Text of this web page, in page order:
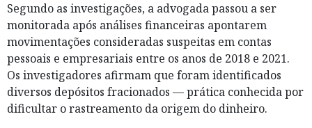
Segundo as investigações, a advogada passou a ser
monitorada após análises financeiras apontarem
movimentações consideradas suspeitas em contas
pessoais e empresariais entre os anos de 2018 e 2021.
Os investigadores afirmam que foram identificados
diversos depósitos fracionados — prática conhecida por
dificultar o rastreamento da origem do dinheiro.